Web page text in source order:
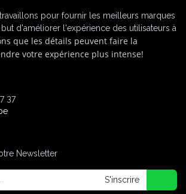
pour fournir les meilleurs marques
d'améliorer l'expérience des utilisateurs à
que les détails peuvent faire la
votre expérience plus intense!
37
Newsletter
S'inscrire